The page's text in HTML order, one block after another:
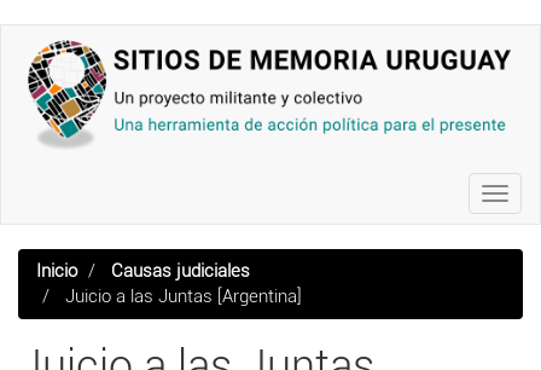
contenido
principal
Inicio
Causas judiciales
Juicio a las Juntas [Argentina]